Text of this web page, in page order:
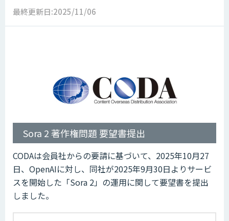
最終更新日:2025/11/06
Sora 2 著作権問題 要望書提出
CODAは会員社からの要請に基づいて、2025年10月27
日、OpenAIに対し、同社が2025年9月30日よりサービ
スを開始した「Sora 2」の運用に関して要望書を提出
しました。